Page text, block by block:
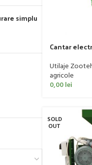
simplu
Cantar
Utilaje
agricole
0,00lei
SOLD
OUT